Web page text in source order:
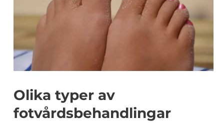
Olika typer av
fotvårdsbehandlingar